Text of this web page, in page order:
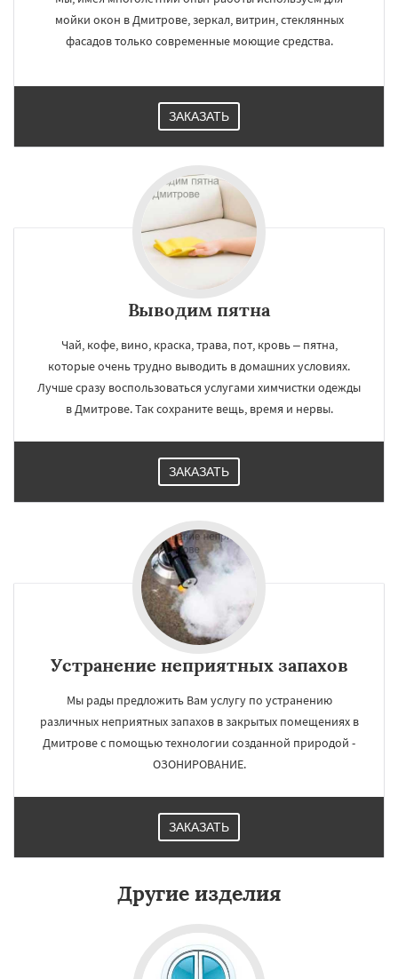
мойки окон в Дмитрове, зеркал, витрин, стеклянных
фасадов только современные моющие средства.
ЗАКАЗАТЬ
Выводим пятна
Чай, кофе, вино, краска, трава, пот, кровь – пятна,
которые очень трудно выводить в домашних условиях.
Лучше сразу воспользоваться услугами химчистки одежды
в Дмитрове. Так сохраните вещь, время и нервы.
ЗАКАЗАТЬ
Устранение неприятных запахов
Мы рады предложить Вам услугу по устранению
различных неприятных запахов в закрытых помещениях в
Дмитрове с помощью технологии созданной природой -
ОЗОНИРОВАНИЕ.
ЗАКАЗАТЬ
Другие изделия